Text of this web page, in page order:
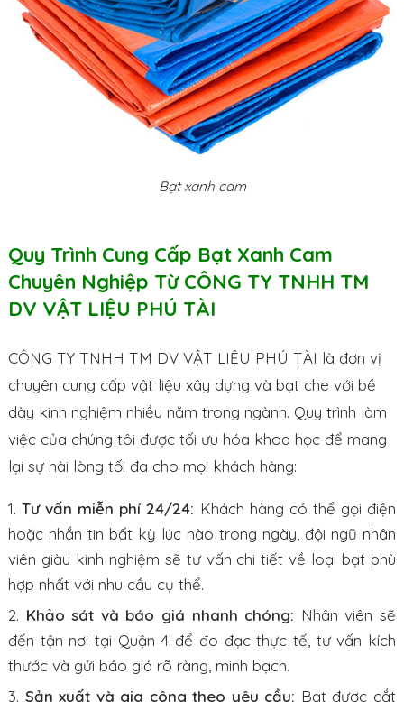
Bạt xanh cam
Quy Trình Cung Cấp Bạt Xanh Cam
Chuyên Nghiệp Từ CÔNG TY TNHH TM
DV VẬT LIỆU PHÚ TÀI
CÔNG TY TNHH TM DV VẬT LIỆU PHÚ TÀI là đơn vị
chuyên cung cấp vật liệu xây dựng và bạt che với bề
dày kinh nghiệm nhiều năm trong ngành. Quy trình làm
việc của chúng tôi được tối ưu hóa khoa học để mang
lại sự hài lòng tối đa cho mọi khách hàng:
Tư vấn miễn phí 24/24: Khách hàng có thể gọi điện
hoặc nhắn tin bất kỳ lúc nào trong ngày, đội ngũ nhân
viên giàu kinh nghiệm sẽ tư vấn chi tiết về loại bạt phù
hợp nhất với nhu cầu cụ thể.
Khảo sát và báo giá nhanh chóng: Nhân viên sẽ
đến tận nơi tại Quận 4 để đo đạc thực tế, tư vấn kích
thước và gửi báo giá rõ ràng, minh bạch.
Sản xuất và gia công theo yêu cầu: Bạt được cắt